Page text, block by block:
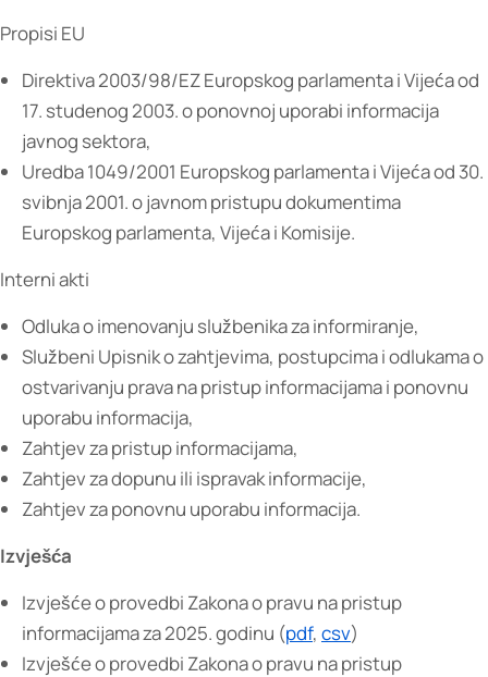
Propisi EU
Direktiva 2003/98/EZ Europskog parlamenta i Vijeća od
17. studenog 2003. o ponovnoj uporabi informacija
javnog sektora,
Uredba 1049/2001 Europskog parlamenta i Vijeća od 30.
svibnja 2001. o javnom pristupu dokumentima
Europskog parlamenta, Vijeća i Komisije.
Interni akti
Odluka o imenovanju službenika za informiranje,
Službeni Upisnik o zahtjevima, postupcima i odlukama o
ostvarivanju prava na pristup informacijama i ponovnu
uporabu informacija,
Zahtjev za pristup informacijama,
Zahtjev za dopunu ili ispravak informacije,
Zahtjev za ponovnu uporabu informacija.
Izvješća
Izvješće o provedbi Zakona o pravu na pristup
informacijama za 2025. godinu (pdf, csv)
Izvješće o provedbi Zakona o pravu na pristup